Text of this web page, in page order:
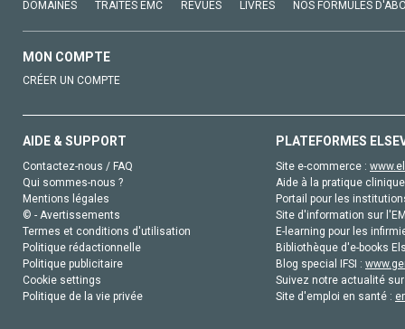
DOMAINES TRAITÉS EMC REVUES LIVRES NOS FORMULES
MON COMPTE
CRÉER UN COMPTE
AIDE & SUPPORT
Contactez-nous / FAQ
Qui sommes-nous ?
Mentions légales
© - Avertissements
Termes et conditions d'utilisation
Politique rédactionnelle
Politique publicitaire
Cookie settings
Politique de la vie privée
PLATEFORMES
Site e-commerce :
Aide à la pratique
Portail pour les
Site d'information sur
E-learning pour les
Bibliothèque d'e-books
Blog special IFSI :
Suivez notre actualité
Site d'emploi en santé :